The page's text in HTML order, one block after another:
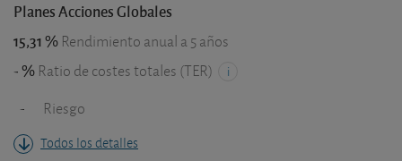
Planes Acciones Globales
15,31 % Rendimiento anual a 5 años
- % Ratio de costes totales (TER)
- Riesgo
Todos los detalles